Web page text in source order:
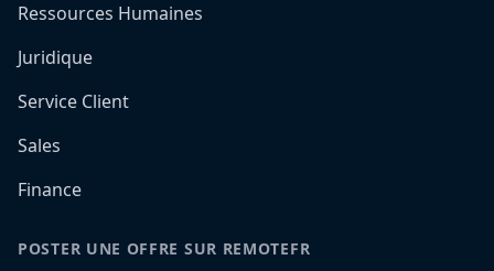
Ressources Humaines
Juridique
Service Client
Sales
Finance
POSTER UNE OFFRE SUR REMOTEFR